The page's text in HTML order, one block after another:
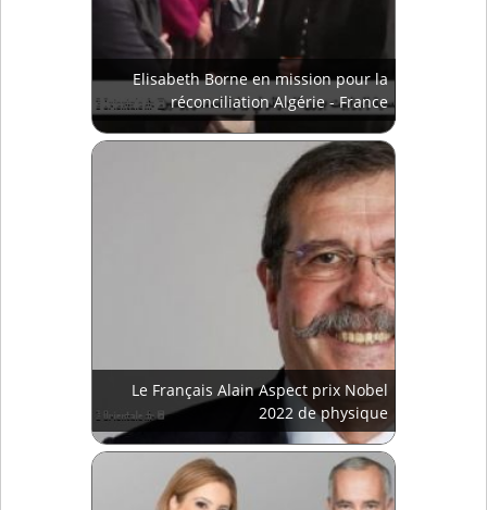
Elisabeth Borne en mission pour la
réconciliation Algérie - France
Le Français Alain Aspect prix Nobel
2022 de physique